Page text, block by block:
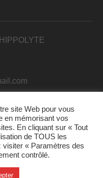
réservés.
site Web pour vous
en mémorisant vos
En cliquant sur « Tout
de TOUS les
« Paramètres des
contrôlé.